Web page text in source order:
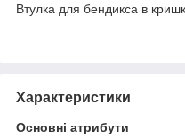
Втулка для бендикса в
Характеристики
Основні атрибути